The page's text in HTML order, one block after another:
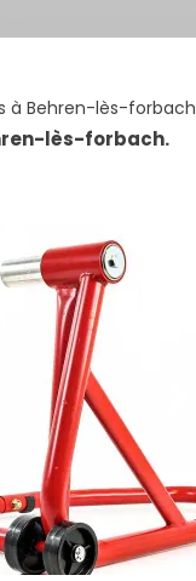
à Behren-lès-forbach
lès-forbach.